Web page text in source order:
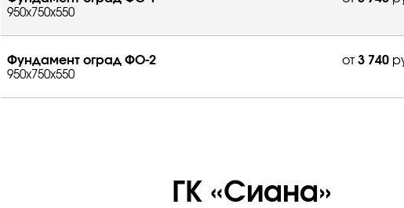
950x750x550
Фундамент оград ФО-2
950x750x550
от 3 740
ГК «Сиана»